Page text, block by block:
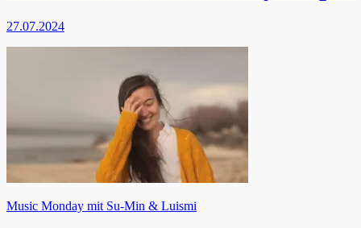
27.07.2024
Beitragsnavigation
Music Monday mit Su-Min & Luismi